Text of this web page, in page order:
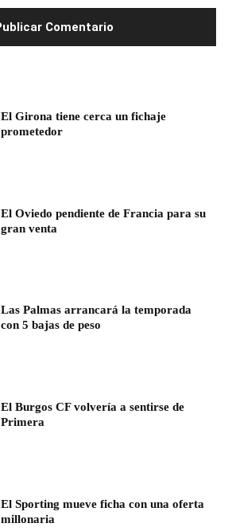
El Girona tiene cerca un fichaje
prometedor
El Oviedo pendiente de Francia para su
gran venta
Las Palmas arrancará la temporada
con 5 bajas de peso
El Burgos CF volvería a sentirse de
Primera
El Sporting mueve ficha con una oferta
millonaria